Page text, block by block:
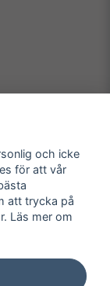
och icke
för att vår
att trycka på
Läs mer om